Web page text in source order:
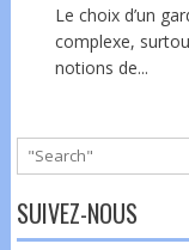
Le choix d’un
complexe,
notions de...
SUIVEZ-NOUS